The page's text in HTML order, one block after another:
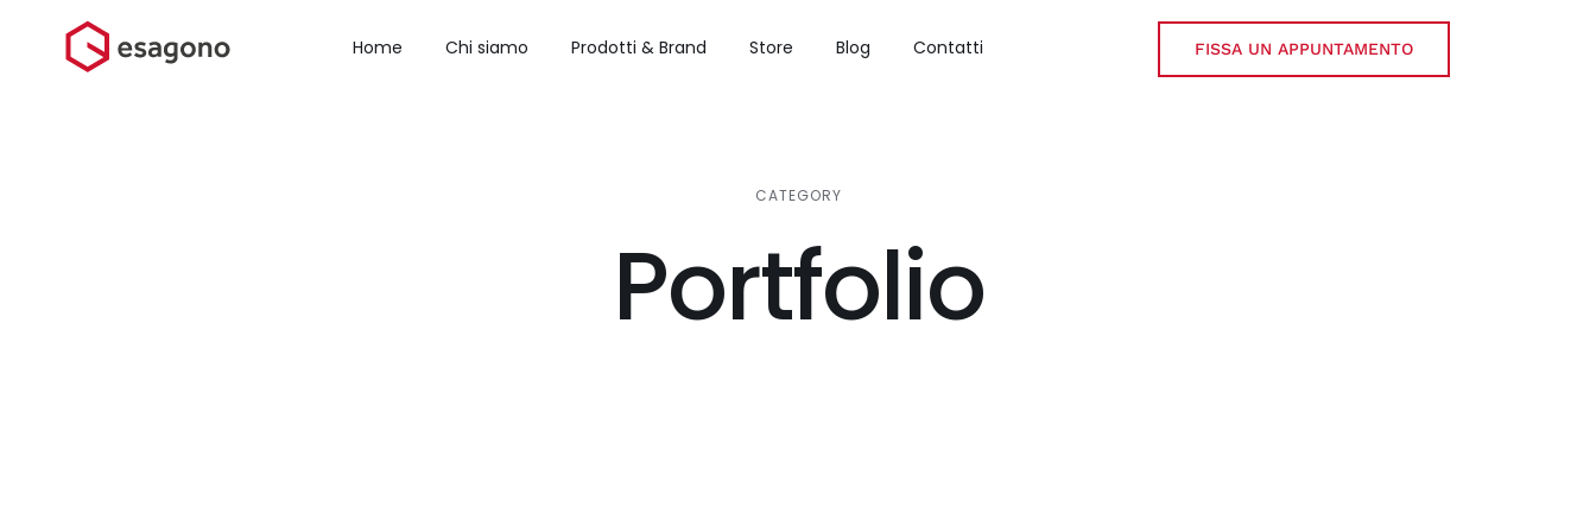
contenuto
Home Chi siamo Prodotti & Brand Store Blog Contatti FISSA UN APPUNTAMENTO
CATEGORY
Portfolio